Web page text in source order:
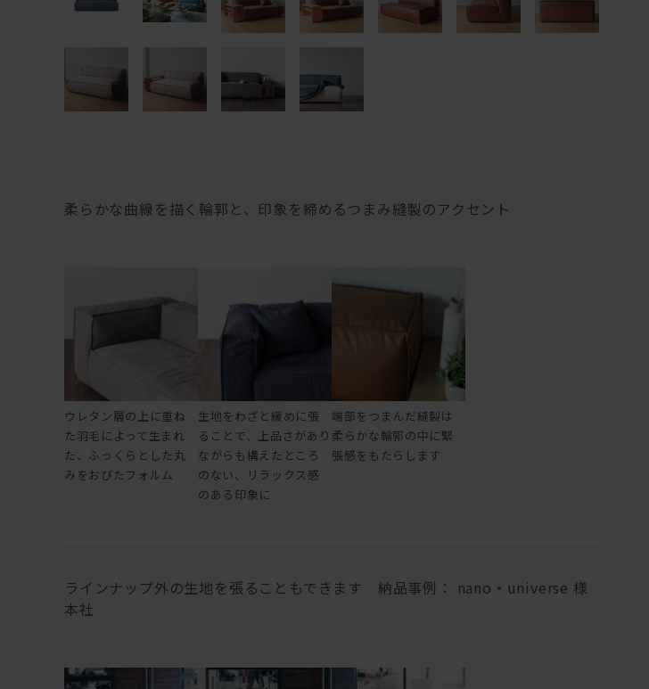
柔らかな曲線を描く輪郭と、印象を締めるつまみ縫製のアクセント
ウレタン層の上に重ね
た羽毛によって生まれ
た、ふっくらとした丸
みをおびたフォルム
生地をわざと緩めに張
ることで、上品さがあり
ながらも構えたところ
のない、リラックス感
のある印象に
端部をつまんだ縫製は
柔らかな輪郭の中に緊
張感をもたらします
ラインナップ外の生地を張ることもできます 納品事例： nano・universe 様
本社